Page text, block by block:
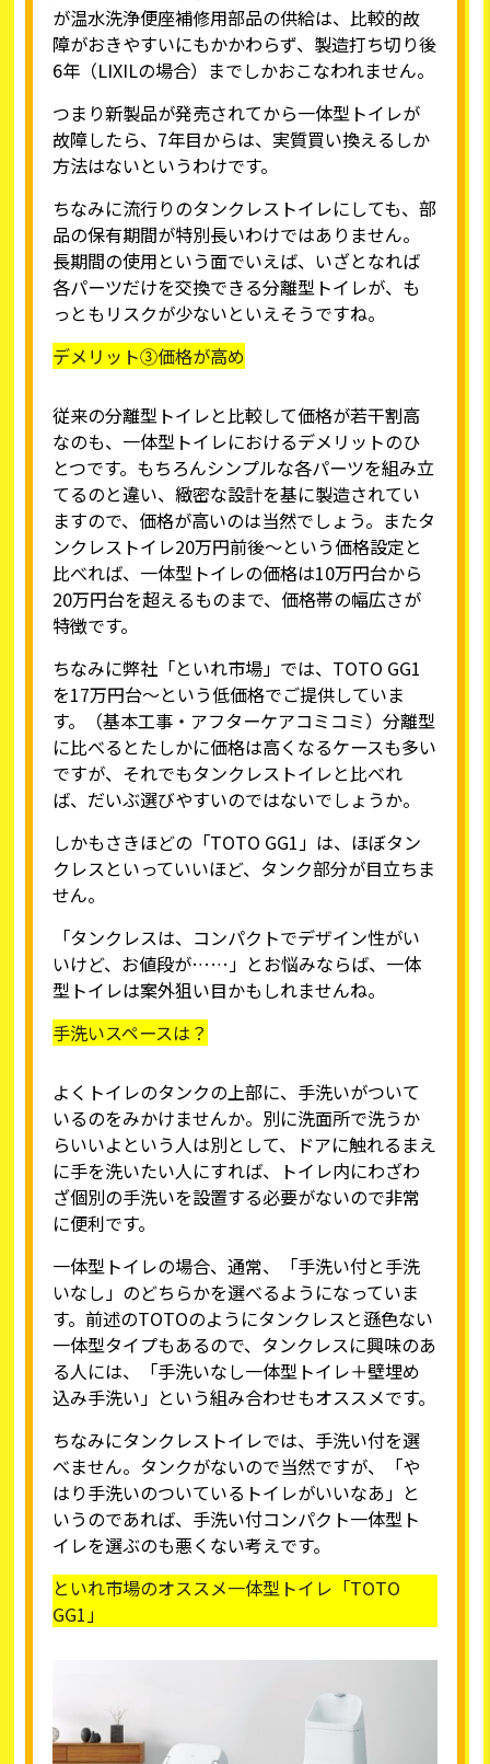
が温水洗浄便座補修用部品の供給は、比較的故
障がおきやすいにもかかわらず、製造打ち切り後
6年（LIXILの場合）までしかおこなわれません。
つまり新製品が発売されてから一体型トイレが
故障したら、7年目からは、実質買い換えるしか
方法はないというわけです。
ちなみに流行りのタンクレストイレにしても、部
品の保有期間が特別長いわけではありません。
長期間の使用という面でいえば、いざとなれば
各パーツだけを交換できる分離型トイレが、も
っともリスクが少ないといえそうですね。
デメリット③価格が高め
従来の分離型トイレと比較して価格が若干割高
なのも、一体型トイレにおけるデメリットのひ
とつです。もちろんシンプルな各パーツを組み立
てるのと違い、緻密な設計を基に製造されてい
ますので、価格が高いのは当然でしょう。またタ
ンクレストイレ20万円前後〜という価格設定と
比べれば、一体型トイレの価格は10万円台から
20万円台を超えるものまで、価格帯の幅広さが
特徴です。
ちなみに弊社「といれ市場」では、TOTO GG1
を17万円台〜という低価格でご提供していま
す。（基本工事・アフターケアコミコミ）分離型
に比べるとたしかに価格は高くなるケースも多い
ですが、それでもタンクレストイレと比べれ
ば、だいぶ選びやすいのではないでしょうか。
しかもさきほどの「TOTO GG1」は、ほぼタン
クレスといっていいほど、タンク部分が目立ちま
せん。
「タンクレスは、コンパクトでデザイン性がい
いけど、お値段が……」とお悩みならば、一体
型トイレは案外狙い目かもしれませんね。
手洗いスペースは？
よくトイレのタンクの上部に、手洗いがついて
いるのをみかけませんか。別に洗面所で洗うか
らいいよという人は別として、ドアに触れるまえ
に手を洗いたい人にすれば、トイレ内にわざわ
ざ個別の手洗いを設置する必要がないので非常
に便利です。
一体型トイレの場合、通常、「手洗い付と手洗
いなし」のどちらかを選べるようになっていま
す。前述のTOTOのようにタンクレスと遜色ない
一体型タイプもあるので、タンクレスに興味のあ
る人には、「手洗いなし一体型トイレ＋壁埋め
込み手洗い」という組み合わせもオススメです。
ちなみにタンクレストイレでは、手洗い付を選
べません。タンクがないので当然ですが、「や
はり手洗いのついているトイレがいいなあ」と
いうのであれば、手洗い付コンパクト一体型ト
イレを選ぶのも悪くない考えです。
といれ市場のオススメ一体型トイレ「TOTO
GG1」